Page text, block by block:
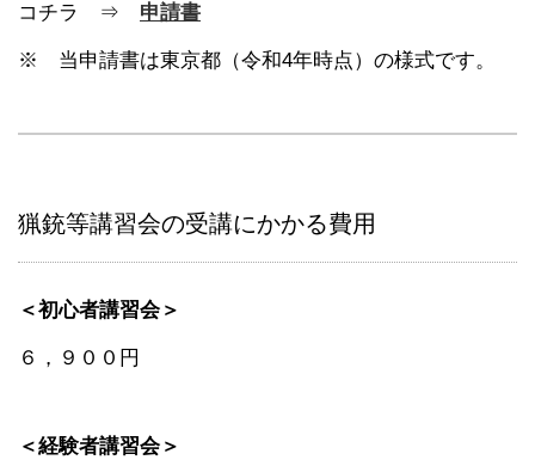
コチラ ⇒ 申請書
※ 当申請書は東京都（令和4年時点）の様式です。
猟銃等講習会の受講にかかる費用
＜初心者講習会＞
６，９００円
＜経験者講習会＞